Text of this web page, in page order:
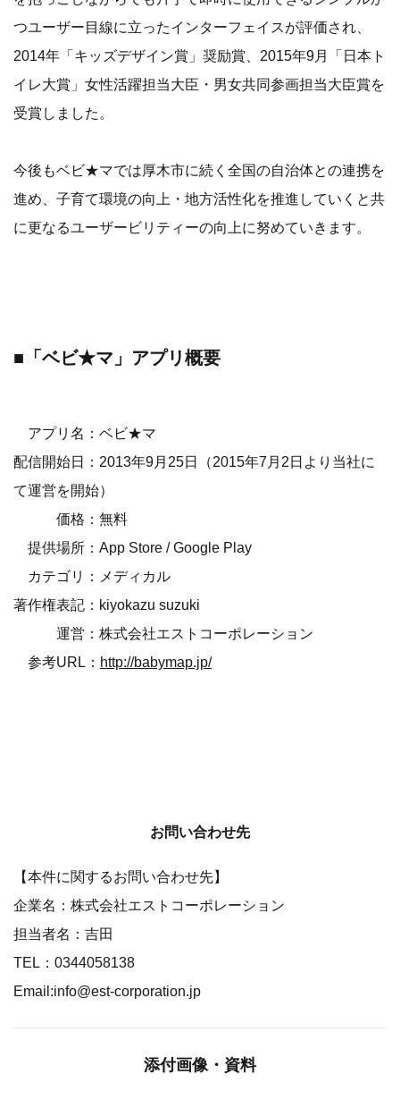
つユーザー目線に立ったインターフェイスが評価され、
2014年「キッズデザイン賞」奨励賞、2015年9月「日本ト
イレ大賞」女性活躍担当大臣・男女共同参画担当大臣賞を
受賞しました。
今後もベビ★マでは厚木市に続く全国の自治体との連携を
進め、子育て環境の向上・地方活性化を推進していくと共
に更なるユーザービリティーの向上に努めていきます。
■「ベビ★マ」アプリ概要
アプリ名：ベビ★マ
配信開始日：2013年9月25日（2015年7月2日より当社に
て運営を開始）
価格：無料
提供場所：App Store / Google Play
カテゴリ：メディカル
著作権表記：kiyokazu suzuki
運営：株式会社エストコーポレーション
参考URL： http://babymap.jp/
お問い合わせ先
【本件に関するお問い合わせ先】
企業名：株式会社エストコーポレーション
担当者名：吉田
TEL：0344058138
Email:info@est-corporation.jp
添付画像・資料